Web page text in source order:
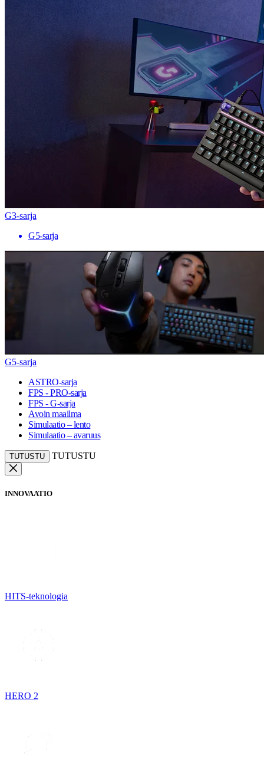
G3-sarja
G5-sarja
G5-sarja
ASTRO-sarja
FPS - PRO-sarja
FPS - G-sarja
Avoin maailma
Simulaatio – lento
Simulaatio – avaruus
TUTUSTU TUTUSTU
INNOVAATIO
HITS-teknologia
HERO 2